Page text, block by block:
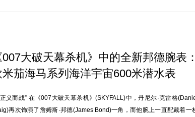
007大破天幕杀机》中的全新邦德腕表：
米茄海马系列海洋宇宙600米潜水表
义而战” 在《007大破天幕杀机》(SKYFALL)中，丹尼尔·克雷格
再次饰演了詹姆斯·邦德(James Bond)一角，而他腕上一直配戴着一